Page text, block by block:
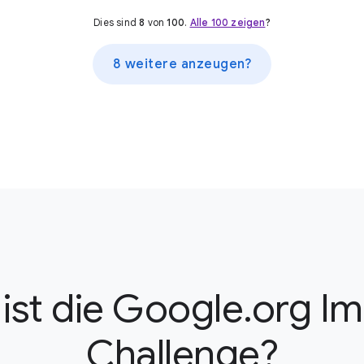
Dies sind8 von100. Alle 100 zeigen?
8 weitere anzeugen?
die Google.org